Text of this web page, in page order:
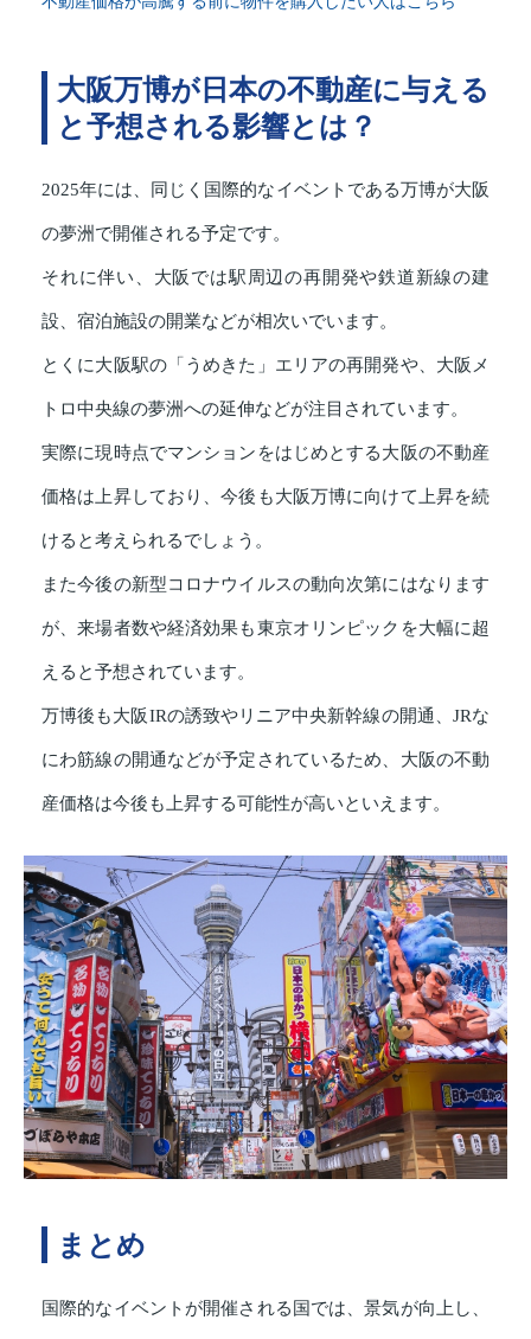
大阪万博が日本の不動産に与える
と予想される影響とは？
2025年には、同じく国際的なイベントである万博が大阪
の夢洲で開催される予定です。
それに伴い、大阪では駅周辺の再開発や鉄道新線の建
設、宿泊施設の開業などが相次いでいます。
とくに大阪駅の「うめきた」エリアの再開発や、大阪メ
トロ中央線の夢洲への延伸などが注目されています。
実際に現時点でマンションをはじめとする大阪の不動産
価格は上昇しており、今後も大阪万博に向けて上昇を続
けると考えられるでしょう。
また今後の新型コロナウイルスの動向次第にはなります
が、来場者数や経済効果も東京オリンピックを大幅に超
えると予想されています。
万博後も大阪IRの誘致やリニア中央新幹線の開通、JRな
にわ筋線の開通などが予定されているため、大阪の不動
産価格は今後も上昇する可能性が高いといえます。
まとめ
国際的なイベントが開催される国では、景気が向上し、